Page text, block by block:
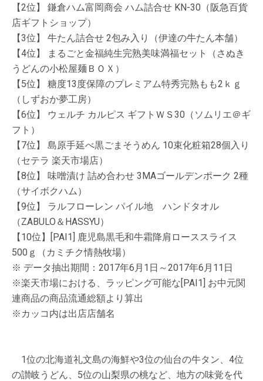
【2位】 鎌倉ハム富岡商会 ハム詰合せ KN-30（阪急百貨
店ギフトショップ）
【3位】 牛たん詰合せ 2包み入り（伊達の牛たん本舗）
【4位】 まるごと金福純生完熟美味満福セット（さぬき
うどんの小松屋麺ＢＯＸ）
【5位】 糖度13度保障のプレミアム特秀完熟もも2ｋｇ
（しずおか夢工房）
【6位】 ウェルチ カルピス ギフトＷＳ30（ソムリエ＠ギ
フト）
【7位】 島原手延べ黒ごまそうめん 10束化粧箱28個入り
（セテラ 楽天市場店）
【8位】 味噌漬け 詰め合わせ 3MAゴールデンポーク 2種
（サイボクハム）
【9位】 ラルフローレン パイル地 ハンドタオル
（ZABULO＆HASSYU）
【10位】[PAI1] 鹿児島黒毛和牛霜降肩ローススライス
500ｇ（カミチク情熱牧場）
※ データ抽出期間：2017年6月1日～2017年6月11日
※楽天市場における、ラッピング可能な[PAI1] お中元関
連商品の商品流通総額より算出
※カッコ内は出店店舗名
1位の北海道礼文島の海鮮や3位の仙台の牛タン、4位
の讃岐うどん、5位の山梨県の桃など、地方の味覚を代